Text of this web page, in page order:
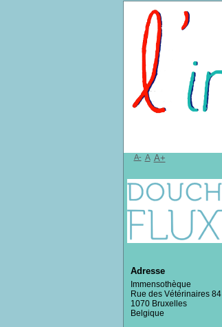
A- A A+
Adresse
Immensothèque
Rue des Vétérinaires 84
1070 Bruxelles
Belgique